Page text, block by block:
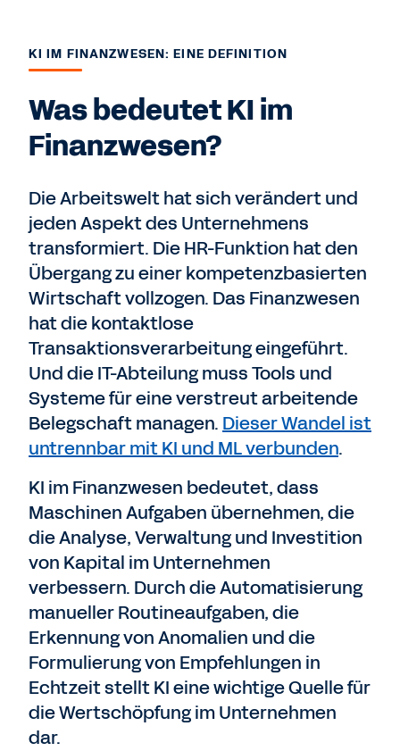
KI IM FINANZWESEN: EINE DEFINITION
Was bedeutet KI im
Finanzwesen?
Die Arbeitswelt hat sich verändert und
jeden Aspekt des Unternehmens
transformiert. Die HR-Funktion hat den
Übergang zu einer kompetenzbasierten
Wirtschaft vollzogen. Das Finanzwesen
hat die kontaktlose
Transaktionsverarbeitung eingeführt.
Und die IT-Abteilung muss Tools und
Systeme für eine verstreut arbeitende
Belegschaft managen. Dieser Wandel ist
untrennbar mit KI und ML verbunden.
KI im Finanzwesen bedeutet, dass
Maschinen Aufgaben übernehmen, die
die Analyse, Verwaltung und Investition
von Kapital im Unternehmen
verbessern. Durch die Automatisierung
manueller Routineaufgaben, die
Erkennung von Anomalien und die
Formulierung von Empfehlungen in
Echtzeit stellt KI eine wichtige Quelle für
die Wertschöpfung im Unternehmen
dar.